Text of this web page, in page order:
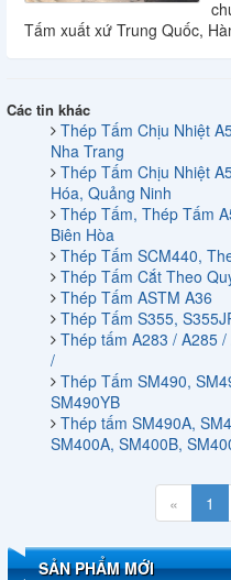
Tấm xuất xứ Trung Quốc,
Các tin khác
Thép Tấm Chịu Nhiệt
Nha Trang
Thép Tấm Chịu Nhiệt
Hóa, Quảng Ninh
Thép Tấm, Thép Tấm
Biên Hòa
Thép Tấm SCM440,
Thép Tấm Cắt Theo
Thép Tấm ASTM A36
Thép Tấm S355,
Thép tấm A283 / A285
/
Thép Tấm SM490,
SM490YB
Thép tấm SM490A,
SM400A, SM400B,
« 1
SẢN PHẨM MỚI
QUY CÁCH THÉP
QUY CÁCH THÉP
Thép Tấm, Thép
A1010, A1011,